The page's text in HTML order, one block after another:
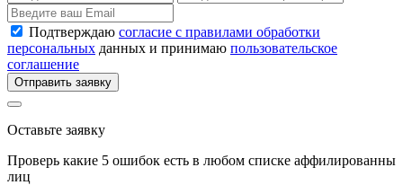
Подтверждаю согласие с правилами обработки
персональных данных и принимаю пользовательское
соглашение
Отправить заявку
Оставьте заявку
Проверь какие 5 ошибок есть в любом списке аффилированны
лиц